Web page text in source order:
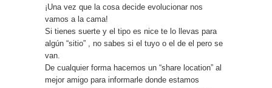
¡Una vez que la cosa decide evolucionar nos
vamos a la cama!
Si tienes suerte y el tipo es nice te lo llevas para
algún “sitio” , no sabes si el tuyo o el de el pero se
van.
De cualquier forma hacemos un “share location” al
mejor amigo para informarle donde estamos